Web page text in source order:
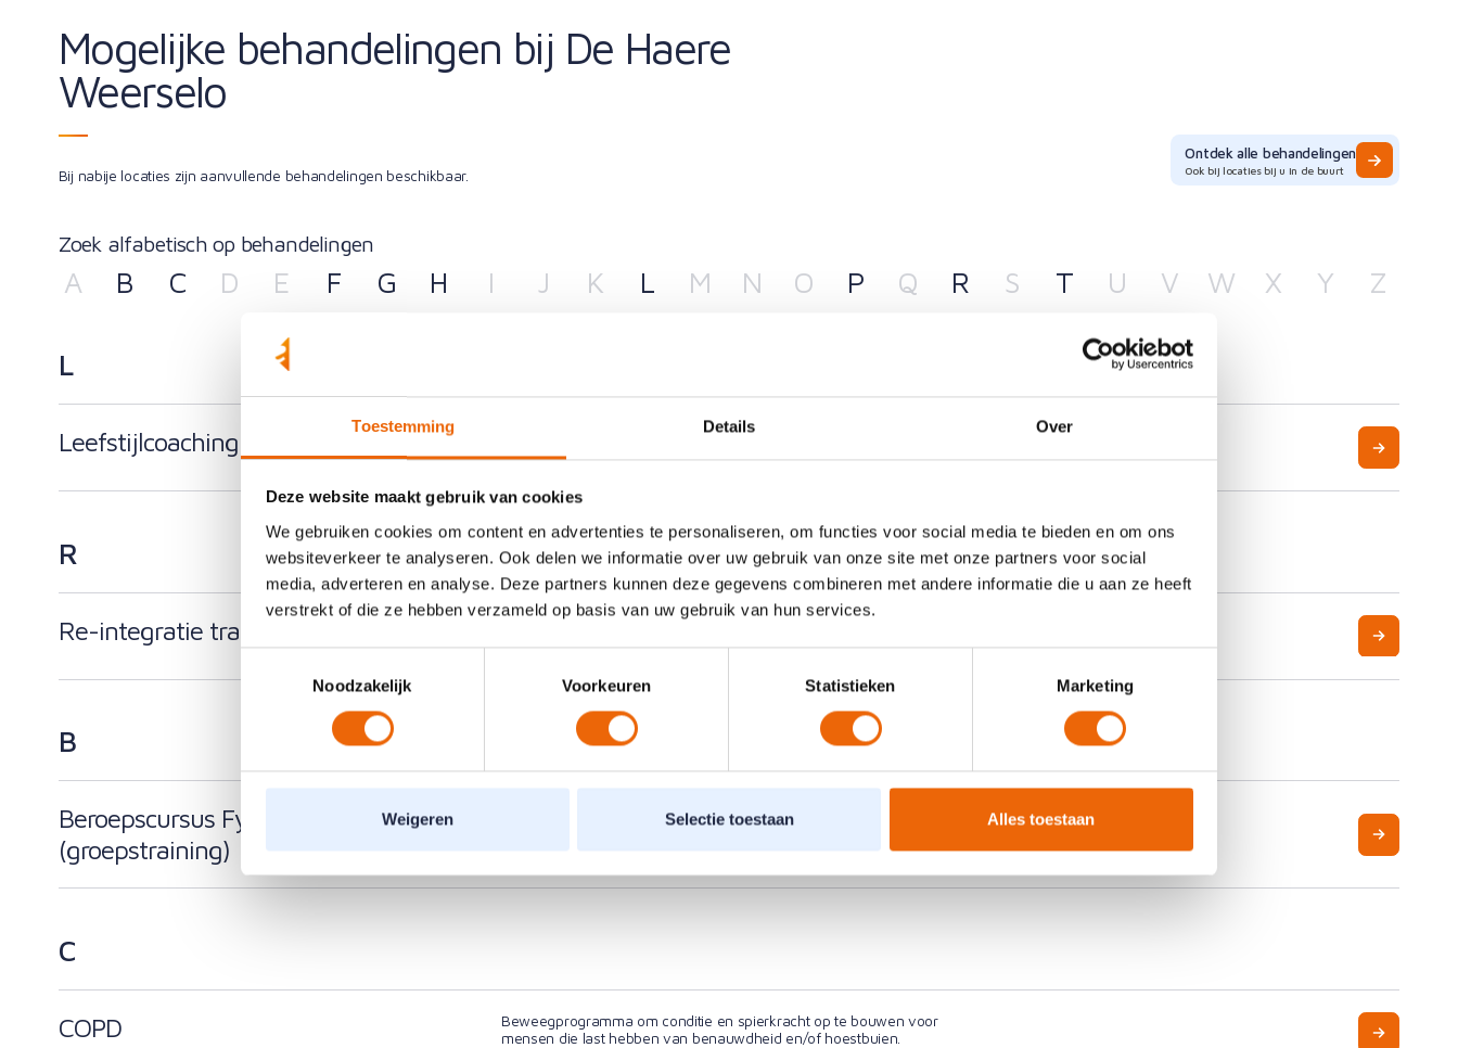
Toestemming Details Over
Deze website maakt gebruik van cookies
We gebruiken cookies om content en advertenties te personaliseren, om functies voor social media te bieden en om ons
websiteverkeer te analyseren. Ook delen we informatie over uw gebruik van onze site met onze partners voor social
media, adverteren en analyse. Deze partners kunnen deze gegevens combineren met andere informatie die u aan ze heeft
verstrekt of die ze hebben verzameld op basis van uw gebruik van hun services.
Noodzakelijk
Voorkeuren Statistieken Marketing
Weigeren Selectie toestaan Alles toestaan
Mogelijke behandelingen bij De Haere
Weerselo
Bij nabije locaties zijn aanvullende behandelingen beschikbaar.
Ontdek alle behandelingen
Ook bij locaties bij u in de buurt
Zoek alfabetisch op behandelingen
A B C D E F G H I J K L M N O P Q R S T U V W X Y Z
L
Leefstijlcoaching
Meer bewegen en gezonder eten. Minder drinken of stoppen met
roken. Beter slapen, meer ontspanning en minder stress.
R
Re-integratie training (individueel)
Individuele re-integratietraining voor een betere belastbaarheid en
B
Beroepscursus Fysieke Belasting
(groepstraining)
Groepstraining voor medewerkers om klachten te voorkomen en
de juiste werkhoudingen en bewegingen aan te leren.
C
COPD
Beweegprogramma om conditie en spierkracht op te bouwen voor
mensen die last hebben van benauwdheid en/of hoestbuien.